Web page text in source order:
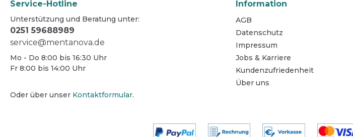
Service-Hotline
Unterstützung und Beratung unter:
0251 59688989
service@mentanova.de
Mo - Do 8:00 bis 16:30 Uhr
Fr 8:00 bis 14:00 Uhr
Oder über unser Kontaktformular.
Information
AGB
Datenschutz
Impressum
Jobs & Karriere
Kundenzufriedenheit
Über uns